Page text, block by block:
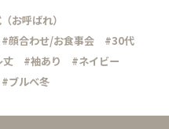
お呼ばれ）
#顔合わせ/お食事会
#30代
丈 #袖あり
#ネイビー
#ブルべ冬